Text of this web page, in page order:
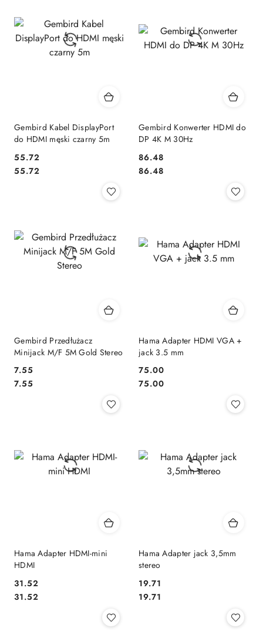
Gembird Kabel DisplayPort
do HDMI męski czarny 5m
Cena:
55.72
Cena:
55.72
Gembird Konwerter HDMI do
DP 4K M 30Hz
Cena:
86.48
Cena:
86.48
Gembird Przedłużacz
Minijack M/F 5M Gold Stereo
Cena:
7.55
Cena:
7.55
Hama Adapter HDMI VGA +
jack 3.5 mm
Cena:
75.00
Cena:
75.00
Hama Adapter HDMI-mini
HDMI
Cena:
31.52
Cena:
31.52
Hama Adapter jack 3,5mm
stereo
Cena:
19.71
Cena:
19.71